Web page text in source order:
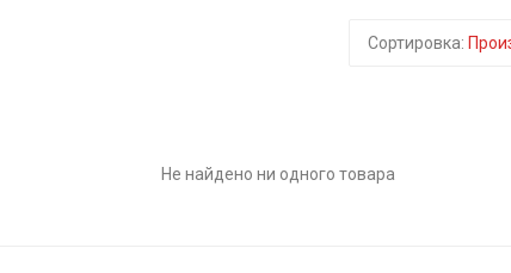
Сортировка:
Не найдено ни одного товара